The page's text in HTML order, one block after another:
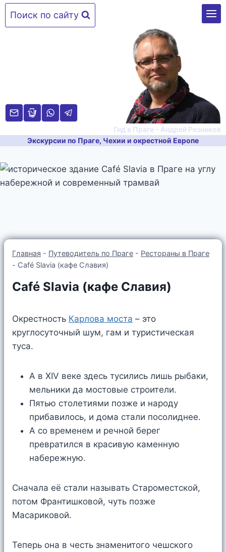
Перейти
Поиск по сайту
Гид в Праге – Андрей Резников
Экскурсии по Праге, Чехии и окрестной Европе
Главная - Путеводитель по Праге - Рестораны в Праге
- Café Slavia (кафе Славия)
Café Slavia (кафе Славия)
Окрестность Карлова моста – это
круглосуточный шум, гам и туристическая
туса.
А в XIV веке здесь тусились лишь рыбаки,
мельники да мостовые строители.
Пятью столетиями позже и народу
прибавилось, и дома стали посолиднее.
А со временем и речной берег
превратился в красивую каменную
набережную.
Сначала её стали называть Староместской,
потом Франтишковой, чуть позже
Масариковой.
Теперь она в честь знаменитого чешского